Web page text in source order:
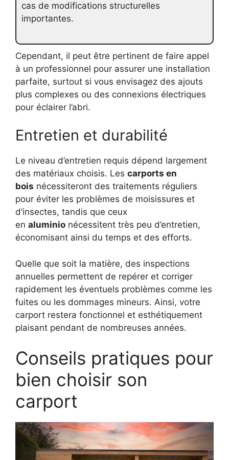
cas de modifications structurelles
importantes.
Cependant, il peut être pertinent de faire appel
à un professionnel pour assurer une installation
parfaite, surtout si vous envisagez des ajouts
plus complexes ou des connexions électriques
pour éclairer l’abri.
Entretien et durabilité
Le niveau d’entretien requis dépend largement
des matériaux choisis. Les carports en
bois nécessiteront des traitements réguliers
pour éviter les problèmes de moisissures et
d’insectes, tandis que ceux
en aluminio nécessitent très peu d’entretien,
économisant ainsi du temps et des efforts.
Quelle que soit la matière, des inspections
annuelles permettent de repérer et corriger
rapidement les éventuels problèmes comme les
fuites ou les dommages mineurs. Ainsi, votre
carport restera fonctionnel et esthétiquement
plaisant pendant de nombreuses années.
Conseils pratiques pour
bien choisir son
carport